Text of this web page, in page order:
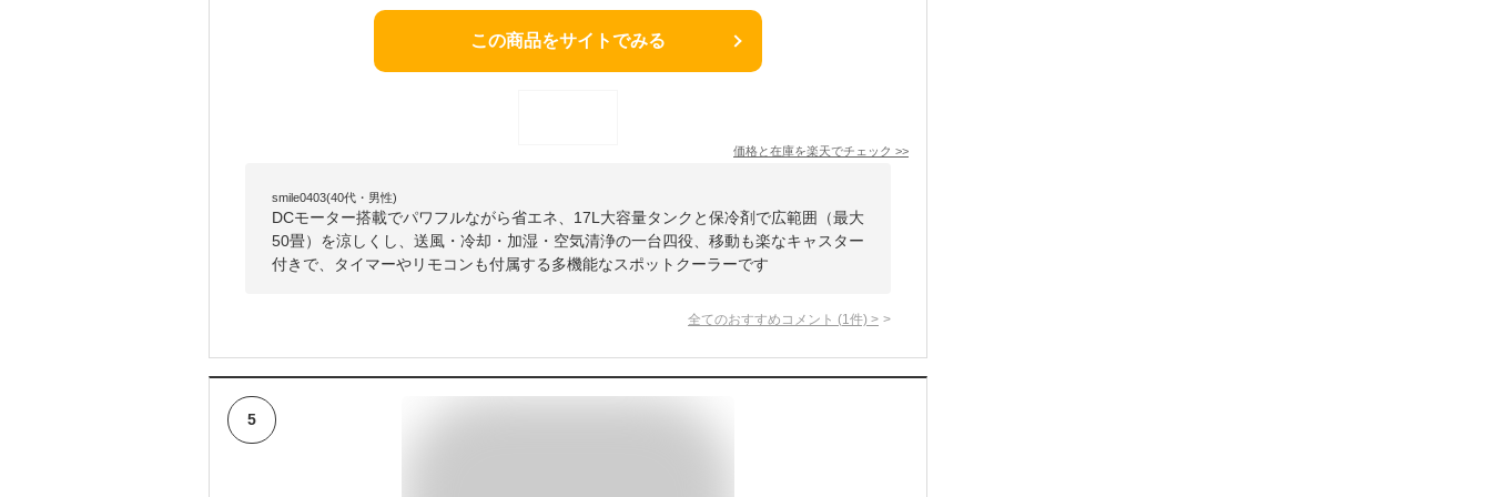
この商品をサイトでみる
価格と在庫を楽天でチェック >>
smile0403(40代・男性)
DCモーター搭載でパワフルながら省エネ、17L大容量タンクと保冷剤で広範囲（最大
50畳）を涼しくし、送風・冷却・加湿・空気清浄の一台四役、移動も楽なキャスター
付きで、タイマーやリモコンも付属する多機能なスポットクーラーです
全てのおすすめコメント (1 件) >
5